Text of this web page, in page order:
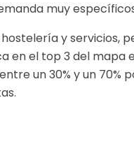
muy
y servicios,
en el top 3 del mapa
un 30% y un 70%